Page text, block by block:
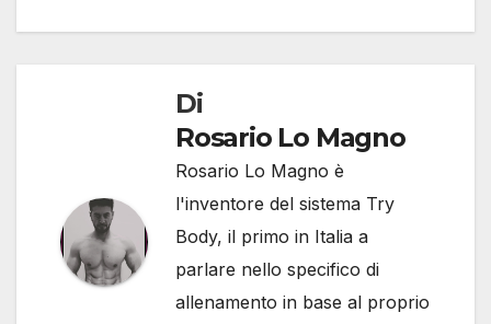
Di
Rosario Lo Magno
Rosario Lo Magno è
l'inventore del sistema Try
Body, il primo in Italia a
parlare nello specifico di
allenamento in base al proprio